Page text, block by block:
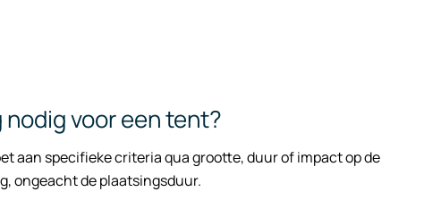
voor een tent?
aan specifieke criteria qua grootte, duur of impact op de
ongeacht de plaatsingsduur.